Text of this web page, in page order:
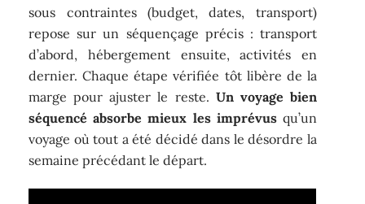
sous contraintes (budget, dates, transport)
repose sur un séquençage précis : transport
d’abord, hébergement ensuite, activités en
dernier. Chaque étape vérifiée tôt libère de la
marge pour ajuster le reste. Un voyage bien
séquencé absorbe mieux les imprévusqu’un
voyage où tout a été décidé dans le désordre la
semaine précédant le départ.